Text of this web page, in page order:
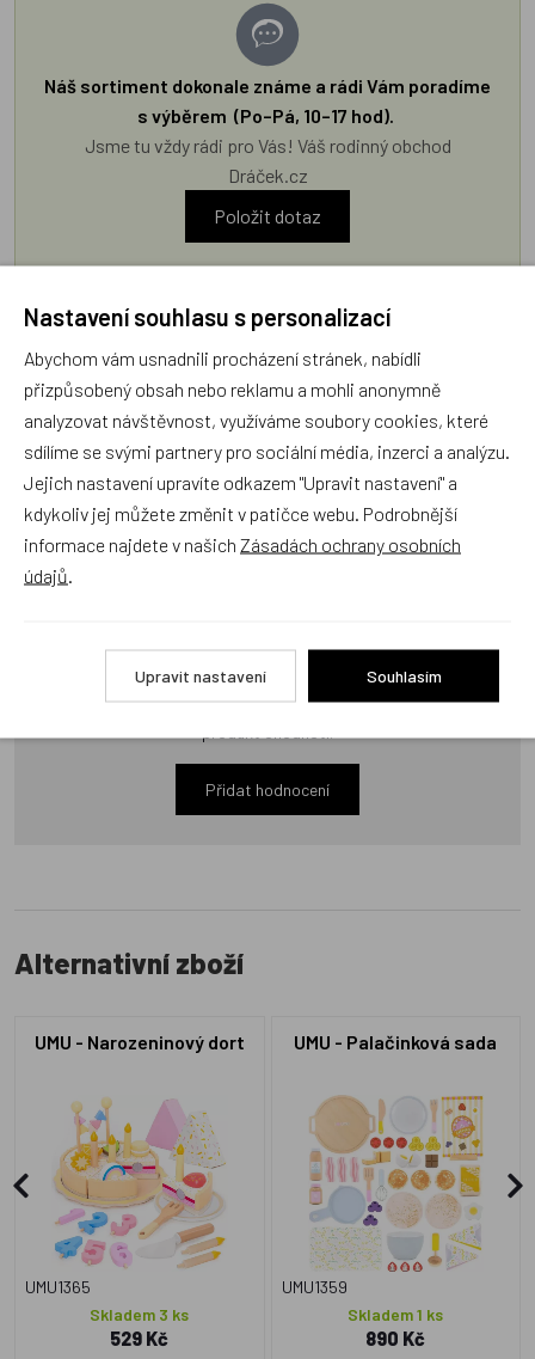
Náš sortiment dokonale známe a rádi Vám poradíme
s výběrem (Po–Pá, 10–17 hod).
Jsme tu vždy rádi pro Vás! Váš rodinný obchod
Dráček.cz
Položit dotaz
odrážejí výhradně názory a stanoviska zákazníků. Provozovatel
e-shopu Dráček.cz texty zákazníků předem neschvaluje ani
neověřuje.
Zatím zde nejsou žádné dotazy. Buďte první, kdo se zeptá!
Produkt zatím nemá žádné hodnocení,buďte první, kdo
Přidat hodnocení
Alternativní zboží
UMU - Narozeninový dort
UMU1365
Skladem 3 ks
529 Kč
UMU - Palačinková sada
UMU1359
Skladem 1 ks
890 Kč
Nastavení souhlasu s personalizací
Abychom vám usnadnili procházení stránek, nabídli
přizpůsobený obsah nebo reklamu a mohli anonymně
analyzovat návštěvnost, využíváme soubory cookies, které
sdílíme se svými partnery pro sociální média, inzerci a analýzu.
Jejich nastavení upravíte odkazem "Upravit nastavení" a
kdykoliv jej můžete změnit v patičce webu. Podrobnější
informace najdete v našich Zásadách ochrany osobních
údajů
Upravit nastavení Souhlasím